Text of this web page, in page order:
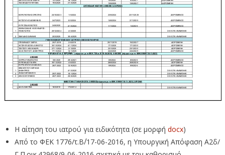
Η αίτηση του ιατρού για ειδικότητα (σε μορφή docx)
Από το ΦΕΚ 1776/τ.Β΄/17-06-2016, η Υπουργική Απόφαση Α2δ/